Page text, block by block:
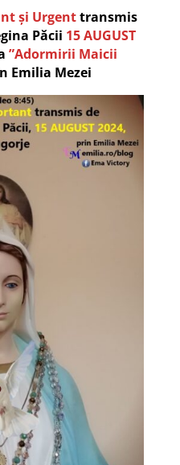
și Urgenttransmis
Păcii 15 AUGUST
”Adormirii Maicii
Emilia Mezei